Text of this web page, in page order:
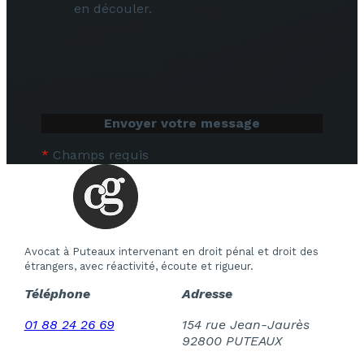
en découler.
* Champs requis
Avocat à Puteaux intervenant en droit pénal et droit des
étrangers, avec réactivité, écoute et rigueur.
Téléphone
01 88 24 26 69
Adresse
154 rue Jean-Jaurès
92800 PUTEAUX